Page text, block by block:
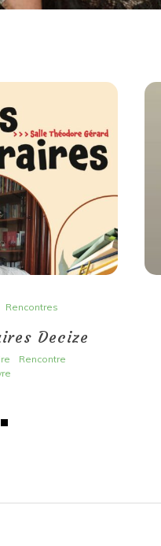
Rencontres
Decize
Rencontre